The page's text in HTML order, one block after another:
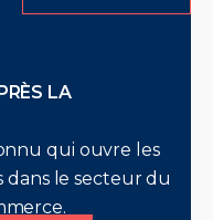
LA
qui ouvre les
le secteur du